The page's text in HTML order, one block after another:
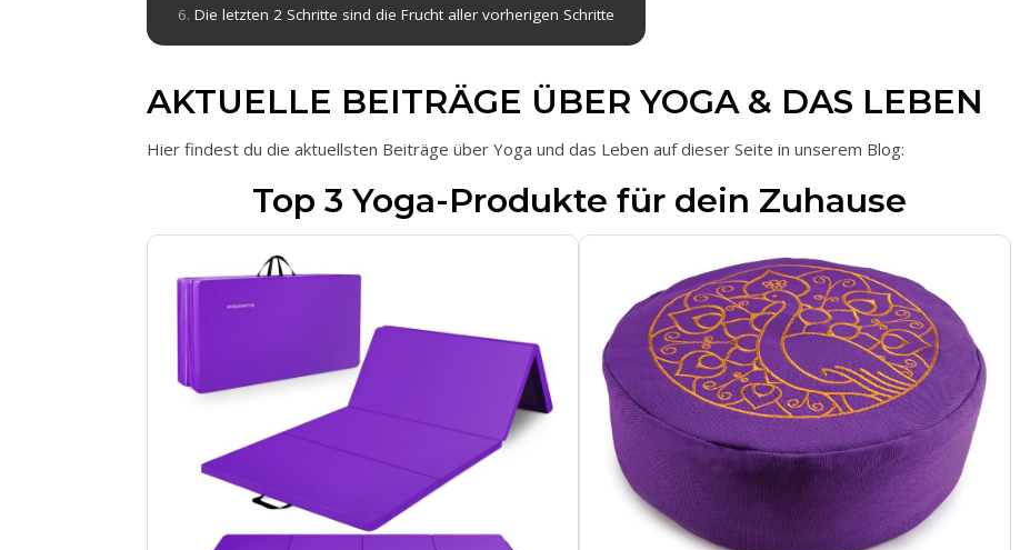
Die letzten 2 Schritte sind die Frucht aller vorherigen Schritte
AKTUELLE BEITRÄGE ÜBER YOGA & DAS LEBEN
Hier findest du die aktuellsten Beiträge über Yoga und das Leben auf dieser Seite in unserem Blog:
Top 3 Yoga-Produkte für dein Zuhause